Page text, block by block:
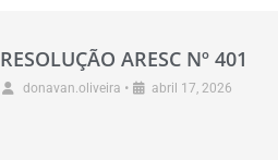
RESOLUÇÃO ARESC Nº 401
donavan.oliveira • abril 17, 2026